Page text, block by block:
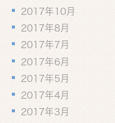
2017年10月
2017年8月
2017年7月
2017年6月
2017年5月
2017年4月
2017年3月